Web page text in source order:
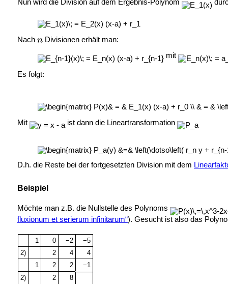
Nun wird die Division auf dem Ergebnis-Polynom
Nach
Divisionen erhält man:
mit
Es folgt:
Mit ist dann die Lineartransformation
D.h. die Reste bei der fortgesetzten Division mit dem
Beispiel
Möchte man z.B. die Nullstelle des Polynoms
fluxionum et serierum infinitarum“). Gesucht ist also das
1 0 −2
−5
2)
2 4
4
1
2 2
−1
2)
2
8